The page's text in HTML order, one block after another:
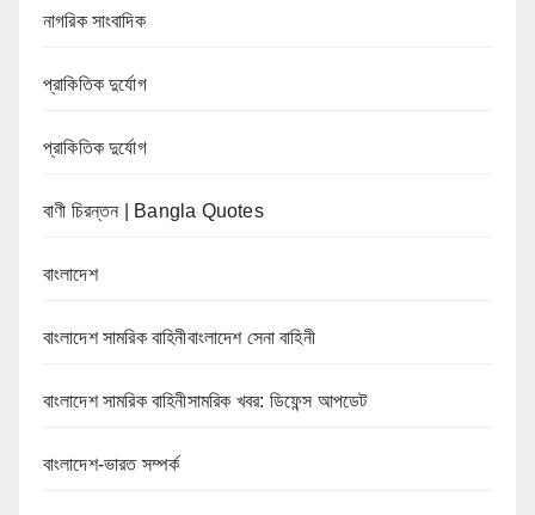
নাগরিক সাংবাদিক
প্রাকিতিক দুর্যোগ
প্রাকিতিক দুর্যোগ
বাণী চিরন্তন | Bangla Quotes
বাংলাদেশ
বাংলাদেশ সামরিক বাহিনীবাংলাদেশ সেনা বাহিনী
বাংলাদেশ সামরিক বাহিনীসামরিক খবর: ডিফেন্স আপডেট
বাংলাদেশ-ভারত সম্পর্ক